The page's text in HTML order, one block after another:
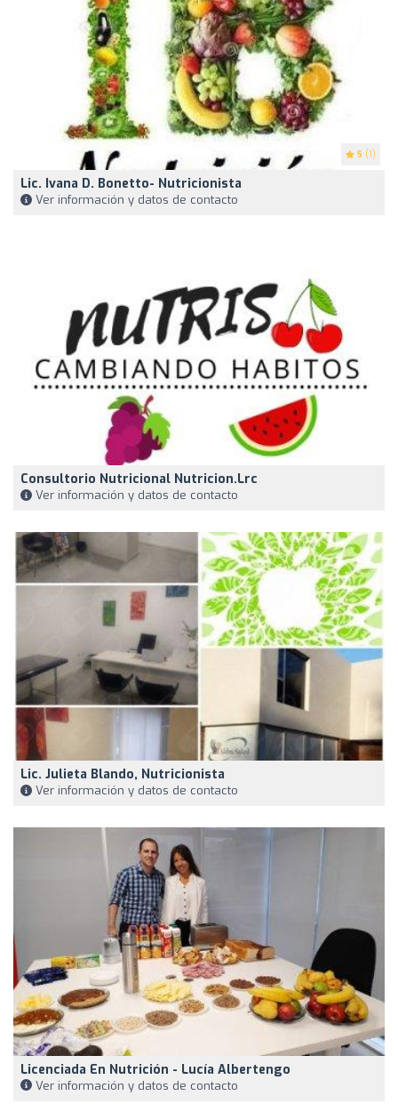
5 (1)
Lic. Ivana D. Bonetto- Nutricionista
Ver información y datos de contacto
Consultorio Nutricional Nutricion.lrc
Ver información y datos de contacto
Lic. Julieta Blando, Nutricionista
Ver información y datos de contacto
Licenciada En Nutrición - Lucía Albertengo
Ver información y datos de contacto